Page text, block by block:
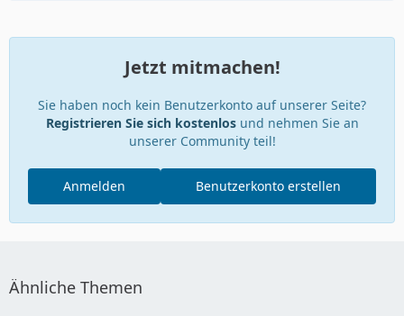
Jetzt mitmachen!
Sie haben noch kein Benutzerkonto auf unserer Seite?
Registrieren Sie sich kostenlosund nehmen Sie an
unserer Community teil!
Benutzerkonto erstellen
Anmelden
Ähnliche Themen